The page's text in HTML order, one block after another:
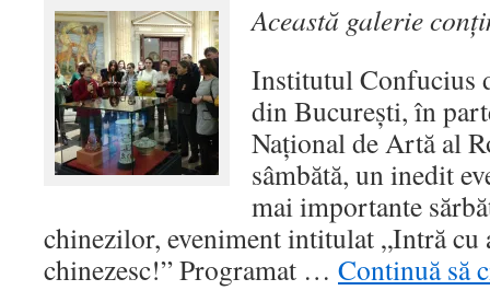
Această galerie
Institutul Confucius
din București, în
Naţional de Artă al
sâmbătă, un inedit
mai importante
chinezilor, eveniment intitulat „Intră
chinezesc!” Programat … Continuă să